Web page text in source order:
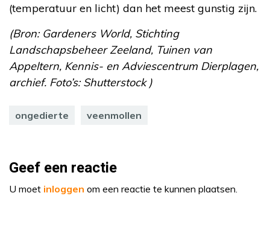
(temperatuur en licht) dan het meest gunstig zijn.
(Bron: Gardeners World, Stichting
Landschapsbeheer Zeeland, Tuinen van
Appeltern, Kennis- en Adviescentrum Dierplagen,
archief. Foto’s: Shutterstock )
ongedierte veenmollen
Geef een reactie
U moet inloggen om een reactie te kunnen plaatsen.